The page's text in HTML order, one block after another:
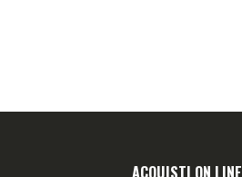
ACQUISTI ON LINE